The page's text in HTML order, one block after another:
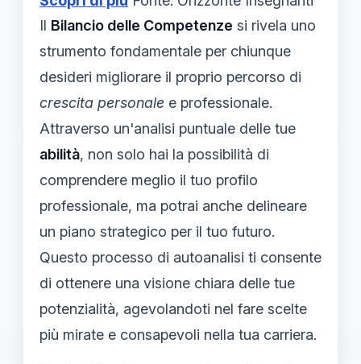
Il Bilancio delle Competenze si rivela uno
strumento fondamentale per chiunque
desideri migliorare il proprio percorso di
crescita personale e professionale.
Attraverso un'analisi puntuale delle tue
abilità, non solo hai la possibilità di
comprendere meglio il tuo profilo
professionale, ma potrai anche delineare
un piano strategico per il tuo futuro.
Questo processo di autoanalisi ti consente
di ottenere una visione chiara delle tue
potenzialità, agevolandoti nel fare scelte
più mirate e consapevoli nella tua carriera.